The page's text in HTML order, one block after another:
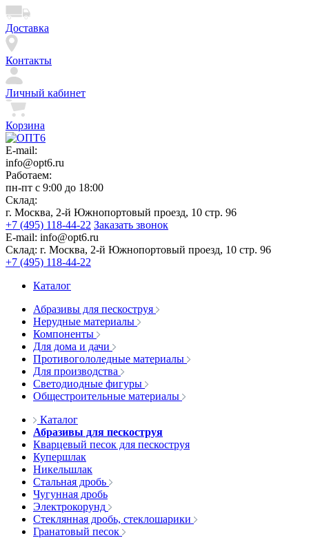
Доставка
Контакты
Личный кабинет
Корзина
E-mail:
info@opt6.ru
Работаем:
пн-пт с 9:00 до 18:00
Склад:
г. Москва, 2-й Южнопортовый проезд, 10 стр. 96
+7 (495) 118-44-22 Заказать звонок
E-mail: info@opt6.ru
Склад: г. Москва, 2-й Южнопортовый проезд, 10 стр. 96
+7 (495) 118-44-22
Каталог
Абразивы для пескоструя
Нерудные материалы
Компоненты
Для дома и дачи
Противогололедные материалы
Для производства
Светодиодные фигуры
Общестроительные материалы
Каталог
Абразивы для пескоструя
Кварцевый песок для пескоструя
Купершлак
Никельшлак
Стальная дробь
Чугунная дробь
Электрокорунд
Стеклянная дробь, стеклошарики
Гранатовый песок